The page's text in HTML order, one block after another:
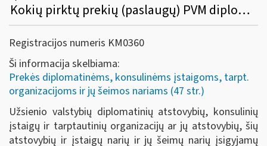
Kokių pirktų prekių (paslaugų) PVM diplomatinėms atstovybėms, konsulinėms įstaigoms ir tarptautinėms organizacijoms ar jų atstovybėms negali būti grąžinamas?
Registracijos numeris KM0360
Ši informacija skelbiama:
Prekės diplomatinėms, konsulinėms įstaigoms, tarpt.
organizacijoms ir jų šeimos nariams (47 str.)
Užsienio valstybių diplomatinių atstovybių, konsulinių
įstaigų ir tarptautinių organizacijų ar jų atstovybių, šių
atstovybių ir įstaigų narių ir jų šeimų narių įsigyjamų